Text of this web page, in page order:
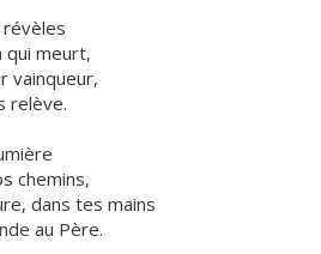
qui meurt,
vainqueur,
relève.
chemins,
dans tes mains
au Père.